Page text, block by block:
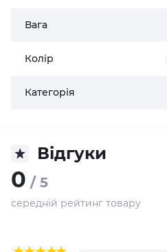
Вага
Колір
Категорія
Відгуки
0 / 5
середній рейтинг товару